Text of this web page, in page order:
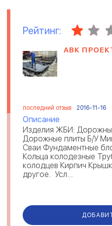
Рейтинг:
АВК
последний отзыв: 2016-11-16
Описание
Изделия ЖБИ:
Дорожные плиты Б/У
Сваи Фундаментные
Кольца колодезные
колодцев Кирпич
другое. Усл...